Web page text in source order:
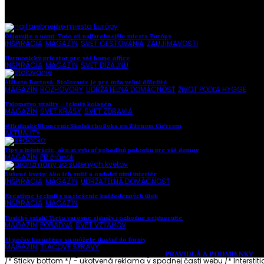
Objavujte s nami: Toto sú najfarebnejšie miesta Európy
INŠPIRÁCIA MAGAZÍN SVET CESTOVANIA ZAUJÍMAVOSTI
Harmonický priestor pre váš home office
INŠPIRÁCIA MAGAZÍN SVET DIZAJNU
Alžbeta Bartová: Stolovanie je pre mňa veľmi dôležité
MAGAZÍN ROZHOVORY UDRŽATEĽNÁ DOMÁCNOSŤ ŽIVOT PODĽA HYGGE
Tajomstvo vitality – tekutý kolagén
MAGAZÍN SVET KRÁSY SVET ZDRAVIA
#HrdinskeUkoncenieSkolskehoRoka so Zdenom Cígerom
AKTUALITY
Tipy a inšpirácie, ako si vybrať pohodlnú pohovku pre váš domov
MAGAZÍN PR článok
Sušené kvety: Ako ich sušiť a ozdobiť nimi interiér
INŠPIRÁCIA MAGAZÍN UDRŽATEĽNÁ DOMÁCNOSŤ
Kreatívne techniky na riešenie každodenných úloh
INŠPIRÁCIA MAGAZÍN
Toxický vzťah: Tieto varovné signály rozhodne neignorujte
MAGAZÍN PORADŇA SVET VZŤAHOV
Aj počas karantény sa môžete dostať do formy
MAGAZÍN TLAČOVÉ SPRÁVY
PRAVIDLÁ A PODMIENKY
/* Sticky bottom */ - ukotvená reklama v spodnej časti webu/*